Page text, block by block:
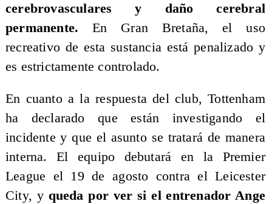
cerebrovasculares y daño cerebral
permanente. En Gran Bretaña, el uso
recreativo de esta sustancia está penalizado y
es estrictamente controlado.
En cuanto a la respuesta del club, Tottenham
ha declarado que están investigando el
incidente y que el asunto se tratará de manera
interna. El equipo debutará en la Premier
League el 19 de agosto contra el Leicester
City, y queda por ver si el entrenador Ange